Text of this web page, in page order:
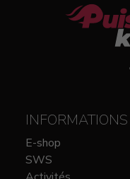
INFORMATIONS
E-shop
SWS